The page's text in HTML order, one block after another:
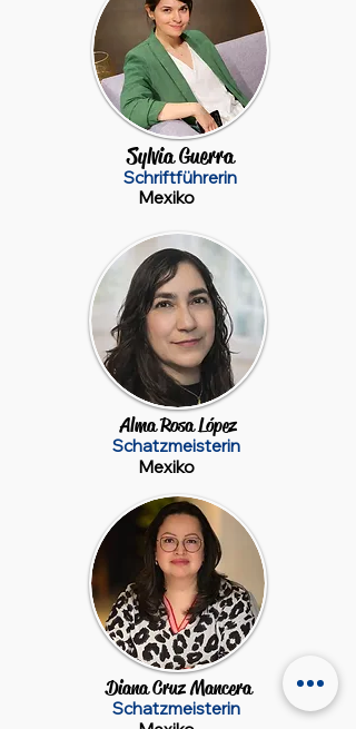
Sylvia Guerra
Schriftführerin
Mexiko
Alma Rosa López
Schatzmeisterin
Mexiko
Diana Cruz Mancera
Schatzmeisterin